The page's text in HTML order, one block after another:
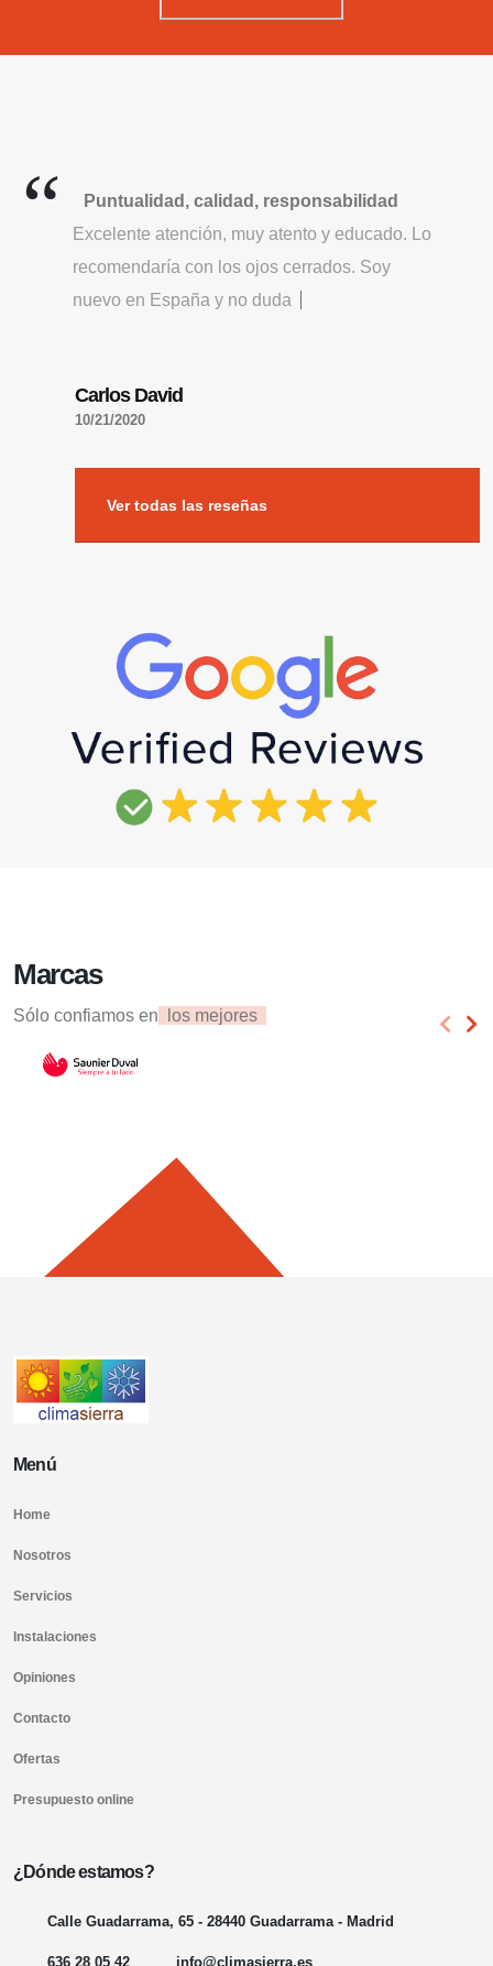
Puntualidad, calidad, responsabilidad
Exce ente atención, muy atento y educado.
o
recomendaría con os ojos cerrados. Soy
nuevo en España y no duda
Carlos David
10/21/2020
Ver todas las reseñas
Marcas
Sólo confiamos en los mejores
Menú
Home
Nosotros
Servicios
Instalaciones
Opiniones
Contacto
Ofertas
Presupuesto online
¿Dónde estamos?
Calle Guadarrama, 65 - 28440 Guadarrama - Madrid
636 28 05 42 info@climasierra.es